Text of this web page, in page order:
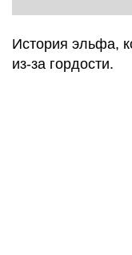
История эльфа,
из-за гордости.